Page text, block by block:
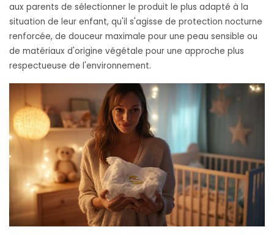
aux parents de sélectionner le produit le plus adapté à la
situation de leur enfant, qu'il s'agisse de protection nocturne
renforcée, de douceur maximale pour une peau sensible ou
de matériaux d'origine végétale pour une approche plus
respectueuse de l'environnement.